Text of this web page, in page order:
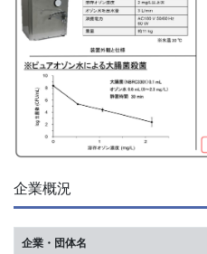
企業概況
企業・団体名